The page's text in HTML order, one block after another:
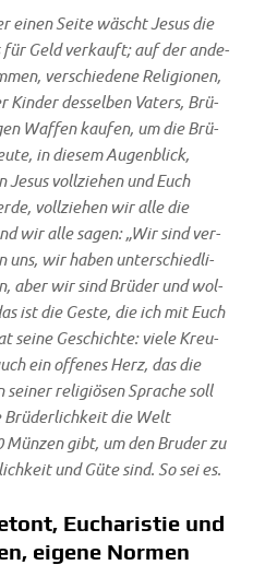
einen Sei­te wäscht Jesus die
für Geld ver­kauft; auf der ande­
ver­schie­de­ne Reli­gio­nen,
Kin­der des­sel­ben Vaters, Brü­
Waf­fen kau­fen, um die Brü­
in die­sem Augen­blick,
Jesus voll­zie­hen und Euch
voll­zie­hen wir alle die
wir alle sagen: „Wir sind ver­
uns, wir haben unter­schied­li­
aber wir sind Brü­der und wol­
ist die Geste, die ich mit Euch
sei­ne Geschich­te: vie­le Kreu­
ein offe­nes Herz, das die
reli­giö­sen Spra­che soll
Brü­der­lich­keit die Welt
gibt, um den Bru­der zu
und Güte sind. So sei es.
Eucharistie und
eigene Normen